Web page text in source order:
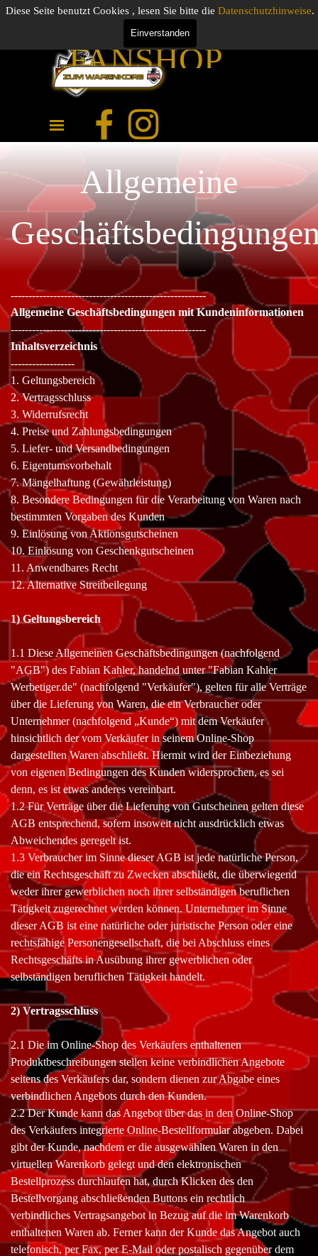
Diese Seite benutzt Cookies , lesen Sie bitte die Datenschutzhinweise.
Einverstanden
Direkt zum SeiteninhaltUNSER
FANSHOP
JETZT
ZUGREIFEN !
Menü überspringen
0.00 €
Allgemeine
-------------------------------------------------------
Allgemeine Geschäftsbedingungen mit Kundeninformationen
-------------------------------------------------------
Inhaltsverzeichnis
------------------
1. Geltungsbereich
2. Vertragsschluss
3. Widerrufsrecht
4. Preise und Zahlungsbedingungen
5. Liefer- und Versandbedingungen
6. Eigentumsvorbehalt
7. Mängelhaftung (Gewährleistung)
8. Besondere Bedingungen für die Verarbeitung von Waren nach
bestimmten Vorgaben des Kunden
9. Einlösung von Aktionsgutscheinen
10. Einlösung von Geschenkgutscheinen
11. Anwendbares Recht
12. Alternative Streitbeilegung
1) Geltungsbereich
1.1 Diese Allgemeinen Geschäftsbedingungen (nachfolgend
"AGB") des Fabian Kahler, handelnd unter "Fabian Kahler
Werbetiger.de" (nachfolgend "Verkäufer"), gelten für alle Verträge
über die Lieferung von Waren, die ein Verbraucher oder
Unternehmer (nachfolgend „Kunde“) mit dem Verkäufer
hinsichtlich der vom Verkäufer in seinem Online-Shop
dargestellten Waren abschließt. Hiermit wird der Einbeziehung
von eigenen Bedingungen des Kunden widersprochen, es sei
denn, es ist etwas anderes vereinbart.
1.2 Für Verträge über die Lieferung von Gutscheinen gelten diese
AGB entsprechend, sofern insoweit nicht ausdrücklich etwas
Abweichendes geregelt ist.
1.3 Verbraucher im Sinne dieser AGB ist jede natürliche Person,
die ein Rechtsgeschäft zu Zwecken abschließt, die überwiegend
weder ihrer gewerblichen noch ihrer selbständigen beruflichen
Tätigkeit zugerechnet werden können. Unternehmer im Sinne
dieser AGB ist eine natürliche oder juristische Person oder eine
rechtsfähige Personengesellschaft, die bei Abschluss eines
Rechtsgeschäfts in Ausübung ihrer gewerblichen oder
selbständigen beruflichen Tätigkeit handelt.
2) Vertragsschluss
2.1 Die im Online-Shop des Verkäufers enthaltenen
Produktbeschreibungen stellen keine verbindlichen Angebote
seitens des Verkäufers dar, sondern dienen zur Abgabe eines
verbindlichen Angebots durch den Kunden.
2.2 Der Kunde kann das Angebot über das in den Online-Shop
des Verkäufers integrierte Online-Bestellformular abgeben. Dabei
gibt der Kunde, nachdem er die ausgewählten Waren in den
virtuellen Warenkorb gelegt und den elektronischen
Bestellprozess durchlaufen hat, durch Klicken des den
Bestellvorgang abschließenden Buttons ein rechtlich
verbindliches Vertragsangebot in Bezug auf die im Warenkorb
enthaltenen Waren ab. Ferner kann der Kunde das Angebot auch
telefonisch, per Fax, per E-Mail oder postalisch gegenüber dem